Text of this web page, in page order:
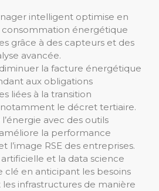
intelligent optimise en
énergétique
grâce à des capteurs et des
avancée.
la facture énergétique
aux obligations
liées à la transition
le décret tertiaire.
avec des outils
la performance
l’image RSE des entreprises.
artificielle et la data science
clé en anticipant les besoins
infrastructures de manière